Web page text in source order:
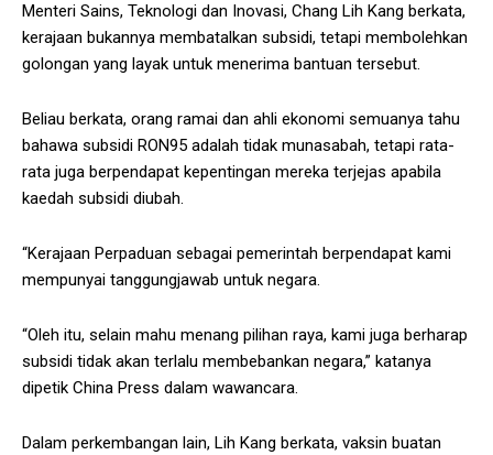
Menteri Sains, Teknologi dan Inovasi, Chang Lih Kang berkata,
kerajaan bukannya membatalkan subsidi, tetapi membolehkan
golongan yang layak untuk menerima bantuan tersebut.
Beliau berkata, orang ramai dan ahli ekonomi semuanya tahu
bahawa subsidi RON95 adalah tidak munasabah, tetapi rata-
rata juga berpendapat kepentingan mereka terjejas apabila
kaedah subsidi diubah.
“Kerajaan Perpaduan sebagai pemerintah berpendapat kami
mempunyai tanggungjawab untuk negara.
“Oleh itu, selain mahu menang pilihan raya, kami juga berharap
subsidi tidak akan terlalu membebankan negara,” katanya
dipetik China Press dalam wawancara.
Dalam perkembangan lain, Lih Kang berkata, vaksin buatan